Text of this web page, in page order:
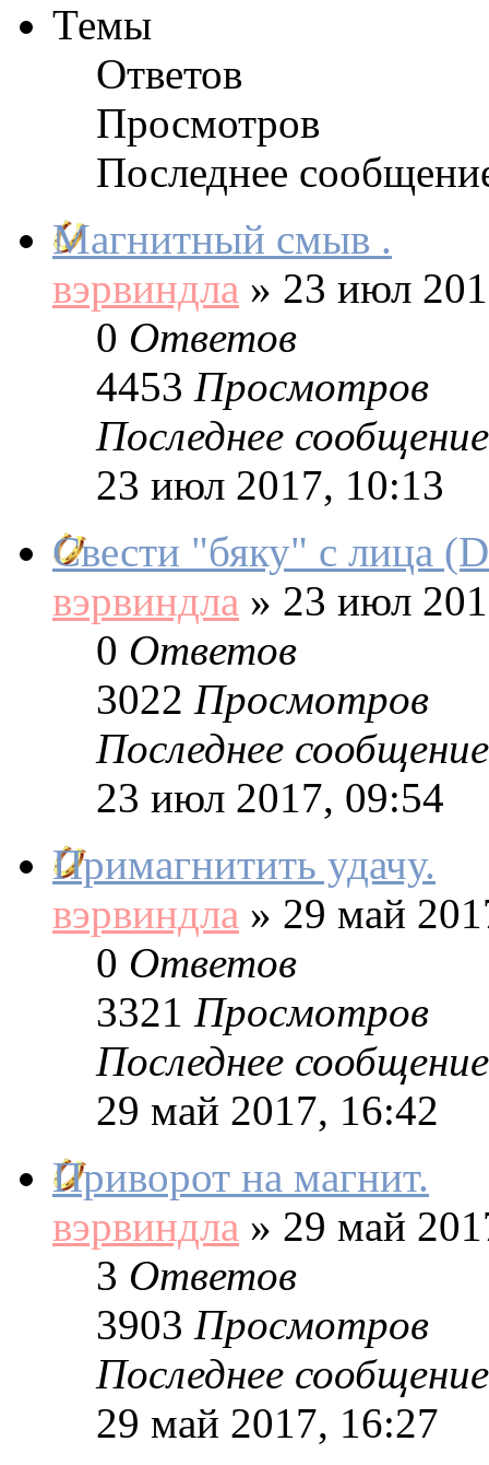
Темы
Ответов
Просмотров
Последнее
Магнитный смыв .
вэрвиндла » 23 июл
0 Ответов
4453 Просмотров
Последнее сообщение
23 июл 2017, 10:13
Свести "бяку" с лица
вэрвиндла » 23 июл
0 Ответов
3022 Просмотров
Последнее сообщение
23 июл 2017, 09:54
Примагнитить удачу.
вэрвиндла » 29 май
0 Ответов
3321 Просмотров
Последнее сообщение
29 май 2017, 16:42
Приворот на магнит.
вэрвиндла » 29 май
3 Ответов
3903 Просмотров
Последнее сообщение
29 май 2017, 16:27